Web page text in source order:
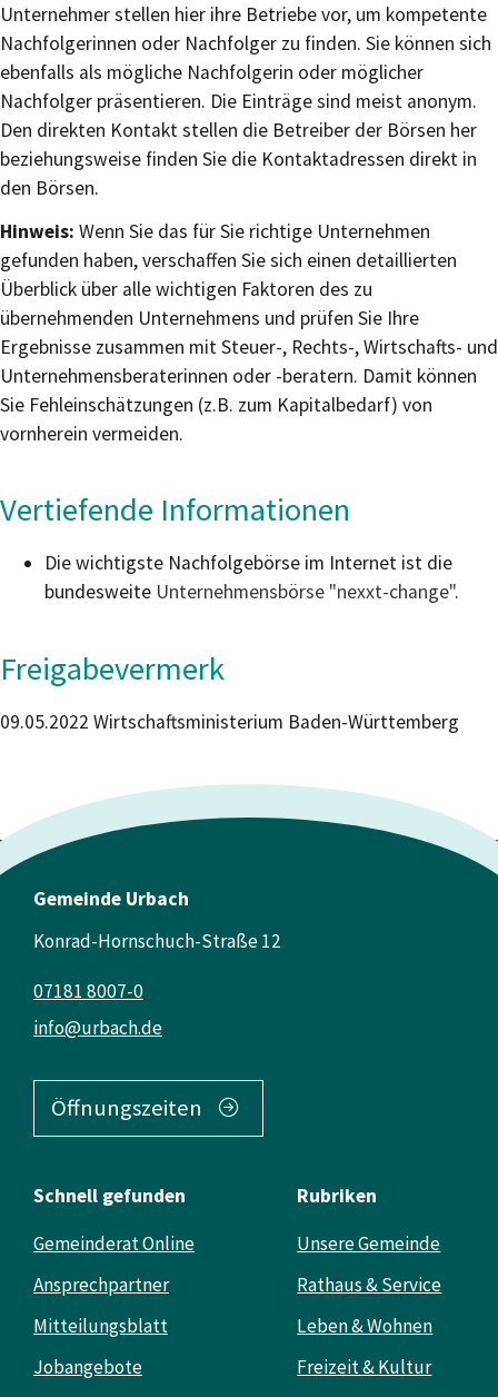
Unternehmer stellen hier ihre Betriebe vor, um kompetente
Nachfolgerinnen oder Nachfolger zu finden. Sie können sich
ebenfalls als mögliche Nachfolgerin oder möglicher
Nachfolger präsentieren. Die Einträge sind meist anonym.
Den direkten Kontakt stellen die Betreiber der Börsen her
beziehungsweise finden Sie die Kontaktadressen direkt in
den Börsen.
Hinweis: Wenn Sie das für Sie richtige Unternehmen
gefunden haben, verschaffen Sie sich einen detaillierten
Überblick über alle wichtigen Faktoren des zu
übernehmenden Unternehmens und prüfen Sie Ihre
Ergebnisse zusammen mit Steuer-, Rechts-, Wirtschafts- und
Unternehmensberaterinnen oder -beratern. Damit können
Sie Fehleinschätzungen (z.B. zum Kapitalbedarf) von
vornherein vermeiden.
Vertiefende Informationen
Die wichtigste Nachfolgebörse im Internet ist die
bundesweite Unternehmensbörse "nexxt-change".
Freigabevermerk
09.05.2022 Wirtschaftsministerium Baden-Württemberg
Gemeinde Urbach
Konrad-Hornschuch-Straße 12
info@urbach.de
07181 8007-0
Öffnungszeiten
Schnell gefunden
Gemeinderat Online
Ansprechpartner
Mitteilungsblatt
Jobangebote
Rubriken
Unsere Gemeinde
Rathaus & Service
Leben & Wohnen
Freizeit & Kultur